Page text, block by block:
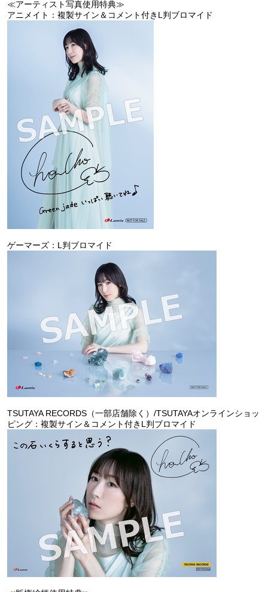
≪アーティスト写真使用特典≫
アニメイト：複製サイン＆コメント付きL判ブロマイド
ゲーマーズ：L判ブロマイド
TSUTAYA RECORDS（一部店舗除く）/TSUTAYAオンラインショッ
ピング：複製サイン＆コメント付きL判ブロマイド